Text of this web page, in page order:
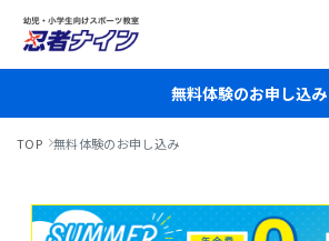
無料体験のお申し込み
TOP 無料体験のお申し込み